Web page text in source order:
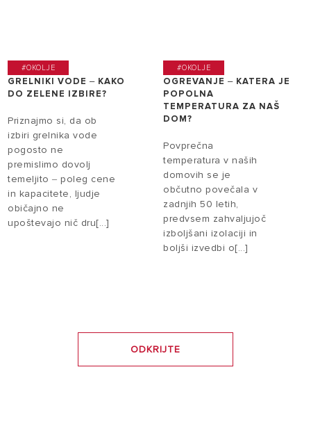
#OKOLJE
GRELNIKI VODE ‒ KAKO
DO ZELENE IZBIRE?
Priznajmo si, da ob
izbiri grelnika vode
pogosto ne
premislimo dovolj
temeljito ‒ poleg cene
in kapacitete, ljudje
običajno ne
upoštevajo nič dru[...]
#OKOLJE
OGREVANJE ‒ KATERA JE
POPOLNA
TEMPERATURA ZA NAŠ
DOM?
Povprečna
temperatura v naših
domovih se je
občutno povečala v
zadnjih 50 letih,
predvsem zahvaljujoč
izboljšani izolaciji in
boljši izvedbi o[...]
ODKRIJTE